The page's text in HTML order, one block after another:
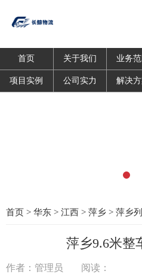
首页 关于我们 业务范
项目实例 公司实力 解决
首页 > 华东 > 江西 > 萍乡 > 萍乡
萍乡9.6米整
作者：管理员 阅读：